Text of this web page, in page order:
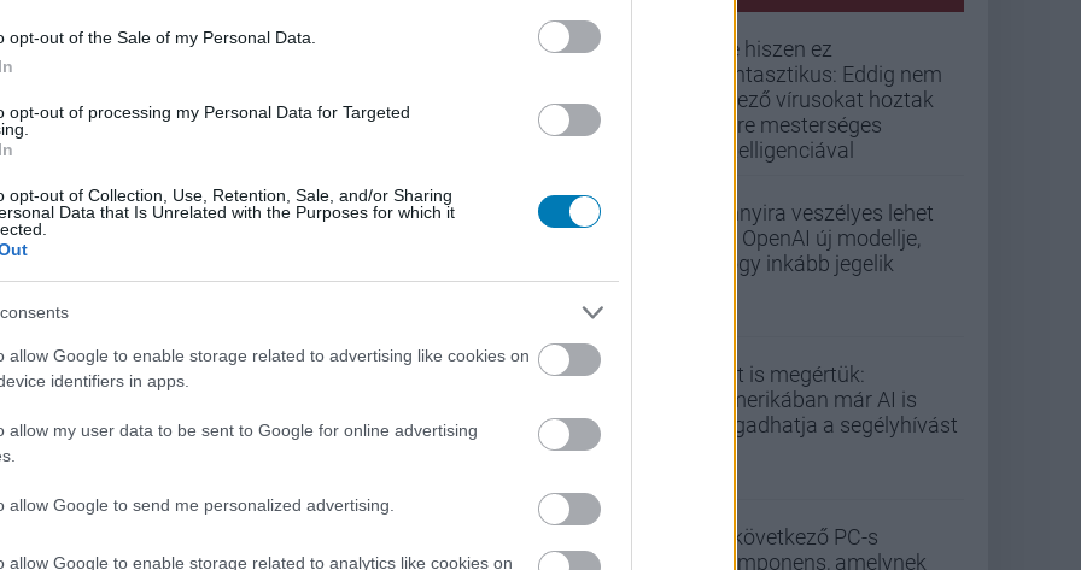
opt-out of the Sale of my Personal Data.
opt-out of processing my Personal Data for Targeted
opt-out of Collection, Use, Retention, Sale, and/or Sharing
Data that Is Unrelated with the Purposes for which it
allow Google to enable storage related to advertising like cookies on
identifiers in apps.
allow my user data to be sent to Google for online advertising
allow Google to send me personalized advertising.
allow Google to enable storage related to analytics like cookies on
pozíciót teljes egészében az eddigi társelnök,
Walt Disney
ben érkezhet aStar Wars: Episode VII, melynek
pedig kreatív tanácsadóként
számíthatunk.
szögezzük le, hogy ez jó hatással is lehet a
érkező alkotásoknak.
a két cég pedig sikeresebb, mint valaha.
De hiszen ez
fantasztikus: Eddig nem
létező vírusokat hoztak
létre mesterséges
intelligenciával
Annyira veszélyes lehet
az OpenAI új modellje,
hogy inkább jegelik
Ezt is megértük:
Amerikában már AI is
fogadhatja a segélyhívást
A következő PC-s
komponens, amelynek